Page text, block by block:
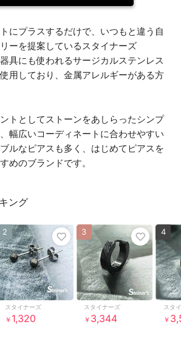
にプラスするだけで、いつもと違う自
ーを提案しているスタイナーズ
具にも使われるサージカルステンレス
用しており、金属アレルギーがある方
トとしてストーンをあしらったシンプ
幅広いコーディネートに合わせやすい
ルなピアスも多く、はじめてピアスを
めのブランドです。
ング
スタイナーズ
￥ 1,320
2
スタイナーズ
￥ 3,344
3
スタ
￥
4